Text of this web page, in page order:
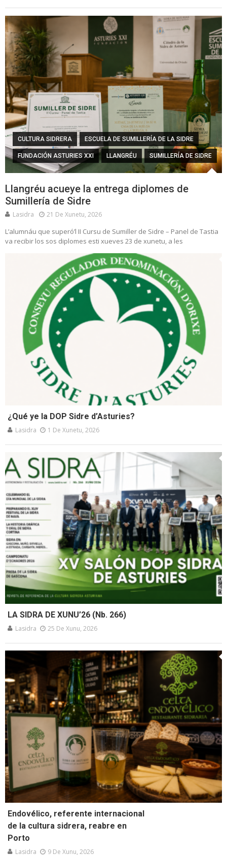
CULTURA SIDRERA ESCUELA DE SUMILLERÍA DE LA SIDRE
FUNDACIÓN ASTURIES XXI LLANGRÉU SUMILLERÍA DE SIDRE
Llangréu acueye la entrega diplomes de
Sumillería de Sidre
Lasidra 21 De Xunetu, 2026
L’alumnáu que superó’l II Cursu de Sumiller de Sidre – Panel de Tastia
va recibir los sos diplomes esti xueves 23 de xunetu, a les
¿Qué ye la DOP Sidre d’Asturies?
Lasidra 1 De Xunetu, 2026
LA SIDRA DE XUNU’26 (Nb. 266)
Lasidra 25 De Xunu, 2026
Endovélico, referente internacional
de la cultura sidrera, reabre en
Porto
Lasidra 9 De Xunu, 2026